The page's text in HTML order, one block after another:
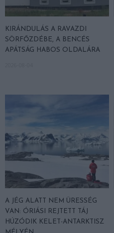
KIRÁNDULÁS A RAVAZDI
SÖRFŐZDÉBE, A BENCÉS
APÁTSÁG HABOS OLDALÁRA
A JÉG ALATT NEM ÜRESSÉG
VAN: ÓRIÁSI REJTETT TÁJ
HÚZÓDIK KELET-ANTARKTISZ